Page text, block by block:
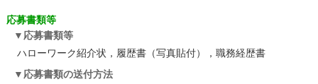
応募書類等
応募書類等
ハローワーク紹介状，履歴書（写真貼付），職務経歴書
応募書類の送付方法